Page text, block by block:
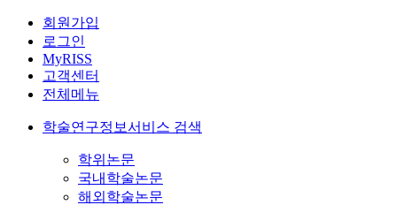
회원가입
로그인
MyRISS
고객센터
전체메뉴
학술연구정보서비스 검색
학위논문
국내학술논문
해외학술논문